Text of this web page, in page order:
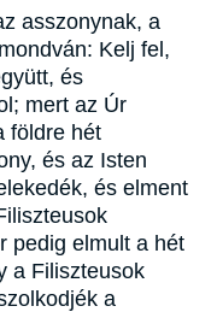
asszonynak, a
Kelj fel,
és
mert az Úr
földre hét
és az Isten
és elment
pedig elmult a hét
a Filiszteusok
a